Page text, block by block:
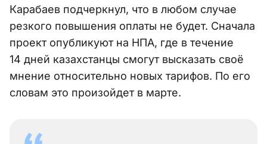
Карабаев подчеркнул, что в любом случае
резкого повышения оплаты не будет. Сначала
проект опубликуют на НПА, где в течение
14 дней казахстанцы смогут высказать своё
мнение относительно новых тарифов. По его
словам это произойдет в марте.